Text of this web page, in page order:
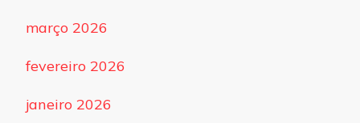
março 2026
fevereiro 2026
janeiro 2026